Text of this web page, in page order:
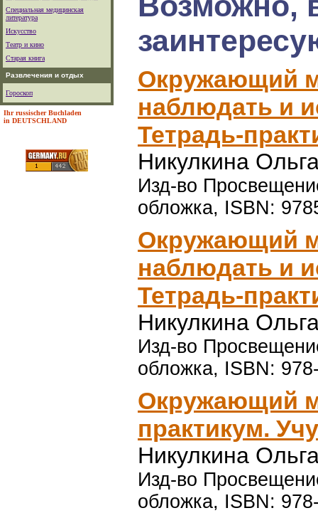
Специальная медицинская
литература
Искусство
Театр и кино
Старая книга
Развлечения и отдых
Гороскоп
Ihr russischer Buchladen
in DEUTSCHLAND
Окружающий
наблюдать и
Тетрадь-
Никулкина
Изд-во
обложка, ISBN:
Окружающий
наблюдать и
Тетрадь-
Никулкина
Изд-во
обложка, ISBN:
Окружающий
практикум.
Никулкина
Изд-во
обложка, ISBN: